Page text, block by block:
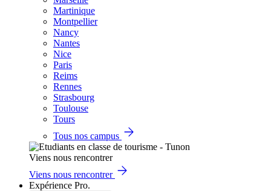
Martinique
Montpellier
Nancy
Nantes
Nice
Paris
Reims
Rennes
Strasbourg
Toulouse
Tours
Tous nos campus
Viens nous rencontrer
Viens nous rencontrer
Expérience Pro.